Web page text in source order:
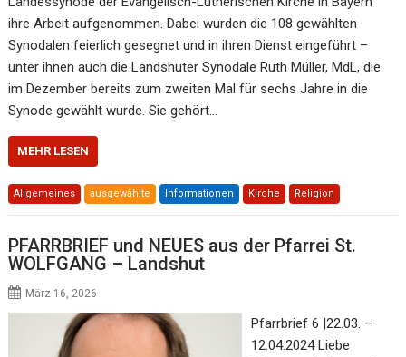
ihre Arbeit aufgenommen. Dabei wurden die 108 gewählten
Synodalen feierlich gesegnet und in ihren Dienst eingeführt –
unter ihnen auch die Landshuter Synodale Ruth Müller, MdL, die
im Dezember bereits zum zweiten Mal für sechs Jahre in die
Synode gewählt wurde. Sie gehört…
MEHR LESEN
Allgemeines ausgewählte Informationen Kirche Religion
PFARRBRIEF und NEUES aus der Pfarrei St.
WOLFGANG – Landshut
März 16, 2026
Pfarrbrief 6 |22.03. –
12.04.2024 Liebe